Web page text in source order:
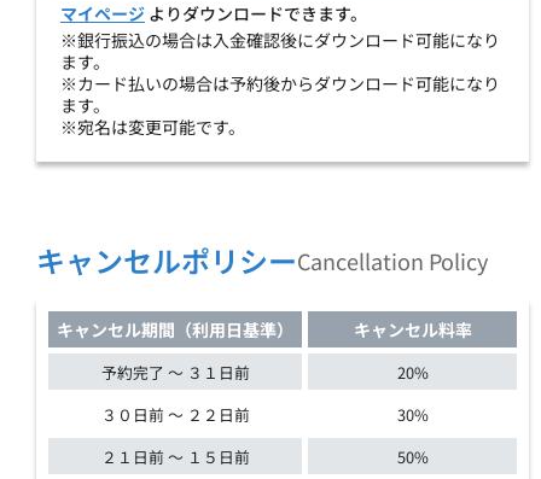
マイページ よりダウンロードできます。
※銀行振込の場合は入金確認後にダウンロード可能になり
ます。
※カード払いの場合は予約後からダウンロード可能になり
ます。
※宛名は変更可能です。
キャンセルポリシーCancellation Policy
キャンセル期間（利用日基準） キャンセル料率
予約完了 ～ ３１日前
20%
３０日前 ～ ２２日前
30%
２１日前 ～ １５日前
50%